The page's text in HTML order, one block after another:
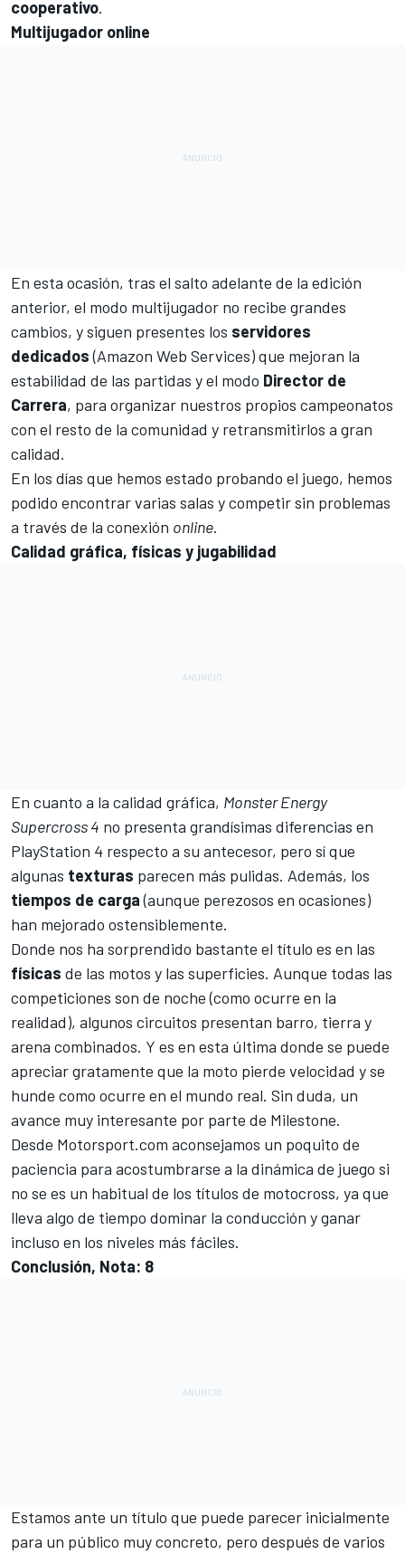
cooperativo.
Multijugador online
En esta ocasión, tras el salto adelante de la edición
anterior, el modo multijugador no recibe grandes
cambios, y siguen presentes los servidores
dedicados(Amazon Web Services) que mejoran la
estabilidad de las partidas y el modo Director de
Carrera, para organizar nuestros propios campeonatos
con el resto de la comunidad y retransmitirlos a gran
calidad.
En los días que hemos estado probando el juego, hemos
podido encontrar varias salas y competir sin problemas
a través de la conexión online.
Calidad gráfica, físicas y jugabilidad
En cuanto a la calidad gráfica, Monster Energy
Supercross 4 no presenta grandísimas diferencias en
PlayStation 4 respecto a su antecesor, pero sí que
algunas texturas parecen más pulidas. Además, los
tiempos de carga(aunque perezosos en ocasiones)
han mejorado ostensiblemente.
Donde nos ha sorprendido bastante el título es en las
físicas de las motos y las superficies. Aunque todas las
competiciones son de noche (como ocurre en la
realidad), algunos circuitos presentan barro, tierra y
arena combinados. Y es en esta última donde se puede
apreciar gratamente que la moto pierde velocidad y se
hunde como ocurre en el mundo real. Sin duda, un
avance muy interesante por parte de Milestone.
Desde Motorsport.com aconsejamos un poquito de
paciencia para acostumbrarse a la dinámica de juego si
no se es un habitual de los títulos de motocross, ya que
lleva algo de tiempo dominar la conducción y ganar
incluso en los niveles más fáciles.
Conclusión, Nota: 8
Estamos ante un título que puede parecer inicialmente
para un público muy concreto, pero después de varios